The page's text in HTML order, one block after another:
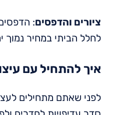
ציורים והדפסים:
לחלל הביתי במחיר נמוך
איך להתחיל עם
לפני שאתם מתחילים